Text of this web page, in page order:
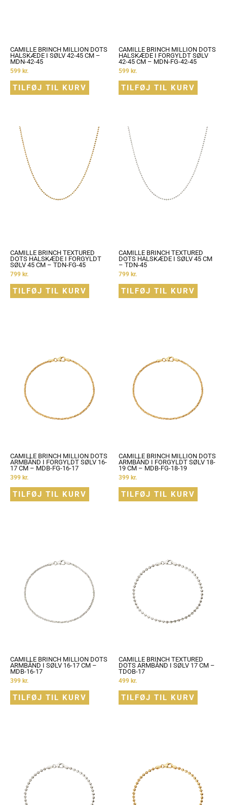
CAMILLE BRINCH MILLION DOTS
HALSKÆDE I SØLV 42-45 CM –
MDN-42-45
599 kr.
TILFØJ TIL KURV
CAMILLE BRINCH MILLION DOTS
HALSKÆDE I FORGYLDT SØLV
42-45 CM – MDN-FG-42-45
599 kr.
TILFØJ TIL KURV
CAMILLE BRINCH TEXTURED
DOTS HALSKÆDE I FORGYLDT
SØLV 45 CM – TDN-FG-45
799 kr.
TILFØJ TIL KURV
CAMILLE BRINCH TEXTURED
DOTS HALSKÆDE I SØLV 45 CM
– TDN-45
799 kr.
TILFØJ TIL KURV
CAMILLE BRINCH MILLION DOTS
ARMBÅND I FORGYLDT SØLV 16-
17 CM – MDB-FG-16-17
399 kr.
TILFØJ TIL KURV
CAMILLE BRINCH MILLION DOTS
ARMBÅND I FORGYLDT SØLV 18-
19 CM – MDB-FG-18-19
399 kr.
TILFØJ TIL KURV
CAMILLE BRINCH MILLION DOTS
ARMBÅND I SØLV 16-17 CM –
MDB-16-17
399 kr.
TILFØJ TIL KURV
CAMILLE BRINCH TEXTURED
DOTS ARMBÅND I SØLV 17 CM –
TDOB-17
499 kr.
TILFØJ TIL KURV